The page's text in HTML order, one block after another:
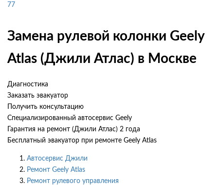
77
Замена рулевой колонки Geely
Atlas (Джили Атлас) в Москве
Диагностика
Заказать эвакуатор
Получить консультацию
Специализированный автосервис Geely
Гарантия на ремонт (Джили Атлас) 2 года
Бесплатный эвакуатор при ремонте Geely Atlas
Автосервис Джили
Ремонт Geely Atlas
Ремонт рулевого управления